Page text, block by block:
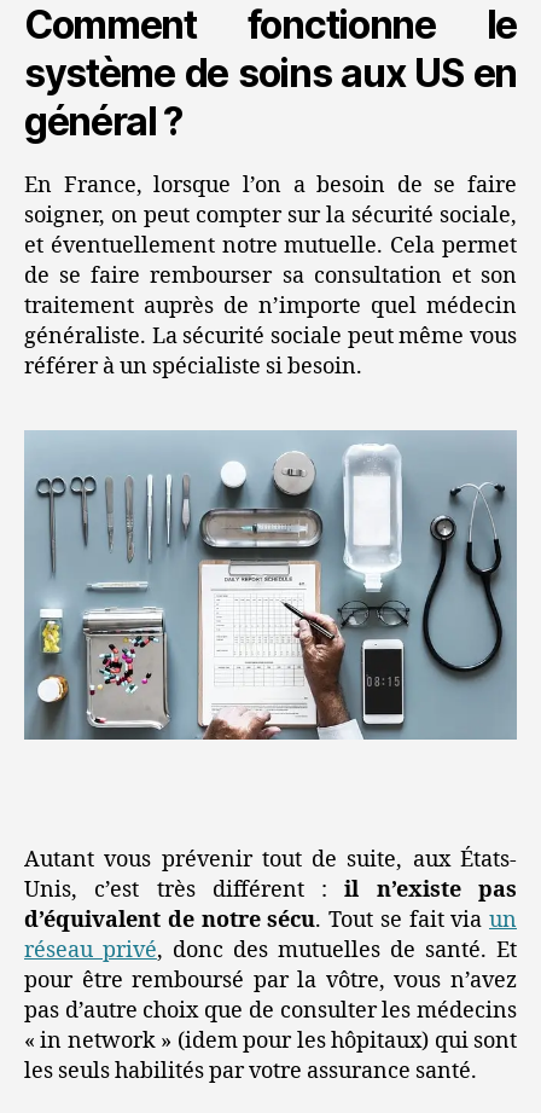
Comment fonctionne le
système de soins aux US en
général ?
En France, lorsque l’on a besoin de se faire
soigner, on peut compter sur la sécurité sociale,
et éventuellement notre mutuelle. Cela permet
de se faire rembourser sa consultation et son
traitement auprès de n’importe quel médecin
généraliste. La sécurité sociale peut même vous
référer à un spécialiste si besoin.
Autant vous prévenir tout de suite, aux États-
Unis, c’est très différent :il n’existe pas
d’équivalent de notre sécu. Tout se fait via un
réseau privé, donc des mutuelles de santé. Et
pour être remboursé par la vôtre, vous n’avez
pas d’autre choix que de consulter les médecins
« in network » (idem pour les hôpitaux) qui sont
les seuls habilités par votre assurance santé.